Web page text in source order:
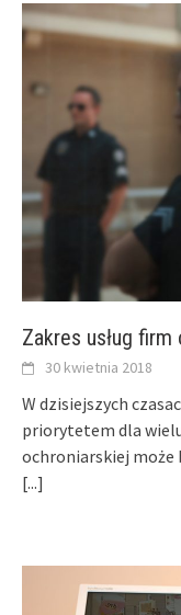
Zakres usług firm
30 kwietnia 2018
W dzisiejszych
priorytetem dla
ochroniarskiej może
[...]